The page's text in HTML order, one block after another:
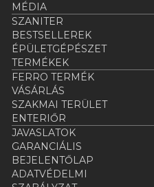
MÉDIA
SZANITER
BESTSELLEREK
ÉPÜLETGÉPÉSZET
TERMÉKEK
FERRO TERMÉK
VÁSÁRLÁS
SZAKMAI TERÜLET
ENTERIŐR
JAVASLATOK
GARANCIÁLIS
BEJELENTŐLAP
ADATVÉDELMI